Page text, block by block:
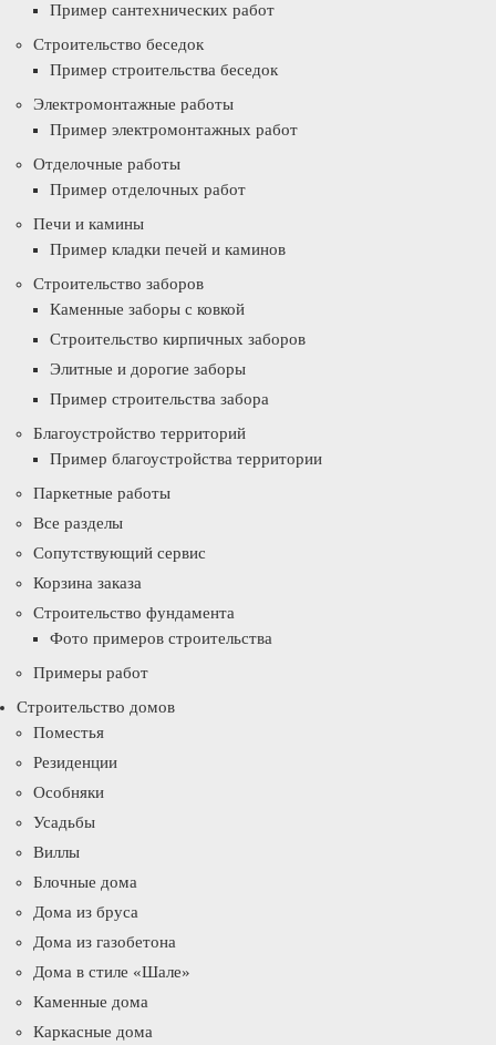
Пример сантехнических работ
Строительство беседок
Пример строительства беседок
Электромонтажные работы
Пример электромонтажных работ
Отделочные работы
Пример отделочных работ
Печи и камины
Пример кладки печей и каминов
Строительство заборов
Каменные заборы с ковкой
Строительство кирпичных заборов
Элитные и дорогие заборы
Пример строительства забора
Благоустройство территорий
Пример благоустройства территории
Паркетные работы
Все разделы
Сопутствующий сервис
Корзина заказа
Строительство фундамента
Фото примеров строительства
Примеры работ
Строительство домов
Поместья
Резиденции
Особняки
Усадьбы
Виллы
Блочные дома
Дома из бруса
Дома из газобетона
Дома в стиле «Шале»
Каменные дома
Каркасные дома